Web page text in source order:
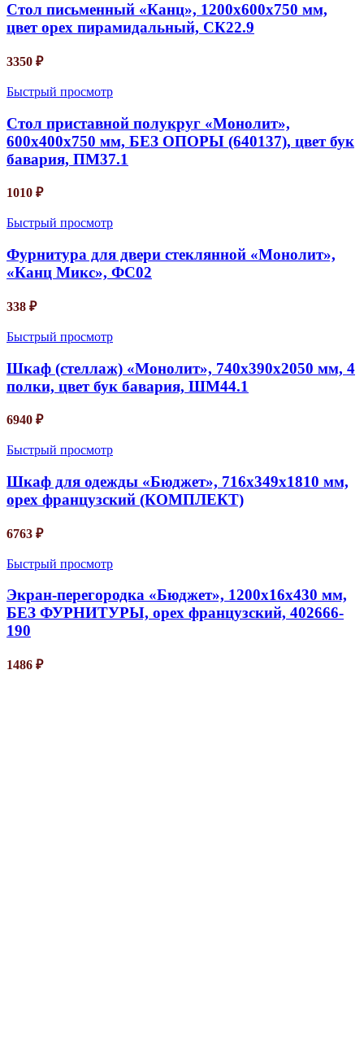
Стол письменный «Канц», 1200х600х750 мм,
цвет орех пирамидальный, СК22.9
3350 ₽
Быстрый просмотр
Стол приставной полукруг «Монолит»,
600х400х750 мм, БЕЗ ОПОРЫ (640137), цвет бук
бавария, ПМ37.1
1010 ₽
Быстрый просмотр
Фурнитура для двери стеклянной «Монолит»,
«Канц Микс», ФС02
338 ₽
Быстрый просмотр
Шкаф (стеллаж) «Монолит», 740х390х2050 мм, 4
полки, цвет бук бавария, ШМ44.1
6940 ₽
Быстрый просмотр
Шкаф для одежды «Бюджет», 716х349х1810 мм,
орех французский (КОМПЛЕКТ)
6763 ₽
Быстрый просмотр
Экран-перегородка «Бюджет», 1200х16х430 мм,
БЕЗ ФУРНИТУРЫ, орех французский, 402666-
190
1486 ₽